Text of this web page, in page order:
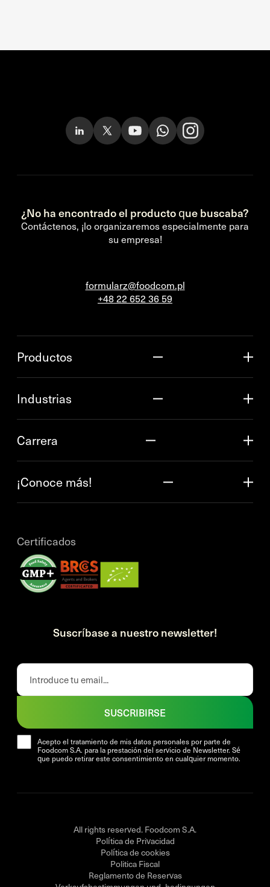
¿No ha encontrado el producto que buscaba?
Contáctenos, ¡lo organizaremos especialmente para
su empresa!
formularz@foodcom.pl
+48 22 652 36 59
Productos
Industrias
Carrera
¡Conoce más!
Certificados
Suscríbase a nuestro newsletter!
Acepto el tratamiento de mis datos personales por parte de
Foodcom S.A. para la prestación del servicio de Newsletter. Sé
que puedo retirar este consentimiento en cualquier momento.
SUSCRIBIRSE
All rights reserved. Foodcom S.A.
Política de Privacidad
Política de cookies
Politica Fiscal
Reglamento de Reservas